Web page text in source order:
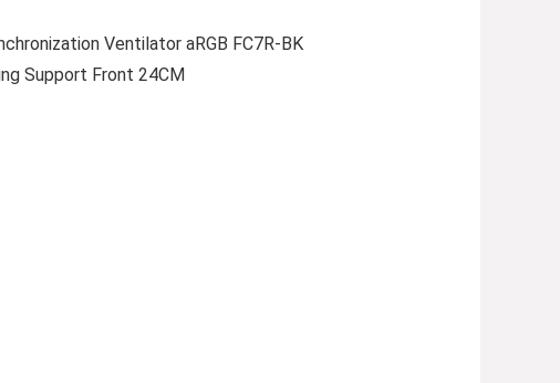
Ventilator aRGB FC7R-BK
Support Front 24CM